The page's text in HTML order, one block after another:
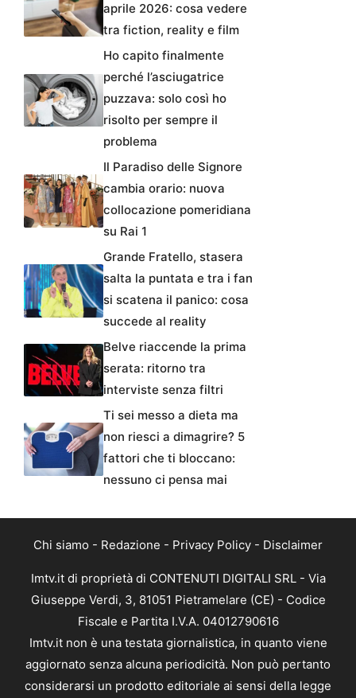
aprile 2026: cosa vedere
tra fiction, reality e film
Ho capito finalmente
perché l’asciugatrice
puzzava: solo così ho
risolto per sempre il
problema
Il Paradiso delle Signore
cambia orario: nuova
collocazione pomeridiana
su Rai 1
Grande Fratello, stasera
salta la puntata e tra i fan
si scatena il panico: cosa
succede al reality
Belve riaccende la prima
serata: ritorno tra
interviste senza filtri
Ti sei messo a dieta ma
non riesci a dimagrire? 5
fattori che ti bloccano:
nessuno ci pensa mai
Chi siamo - Redazione - Privacy Policy - Disclaimer
Imtv.it di proprietà di CONTENUTI DIGITALI SRL - Via
Giuseppe Verdi, 3, 81051 Pietramelare (CE) - Codice
Fiscale e Partita I.V.A. 04012790616
Imtv.it non è una testata giornalistica, in quanto viene
aggiornato senza alcuna periodicità. Non può pertanto
considerarsi un prodotto editoriale ai sensi della legge